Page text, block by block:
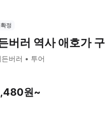
정
버러 역사 애호가
든버러 투어
원~